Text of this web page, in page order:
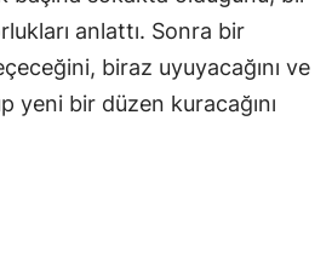
anlattı. Sonra bir
biraz uyuyacağını ve
yeni bir düzen kuracağını